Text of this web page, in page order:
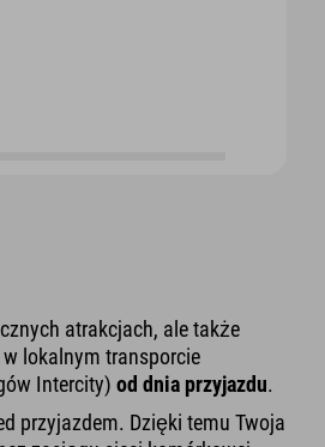
atrakcjach, ale także
w lokalnym transporcie
Intercity)od dnia przyjazdu.
przyjazdem. Dzięki temu Twoja